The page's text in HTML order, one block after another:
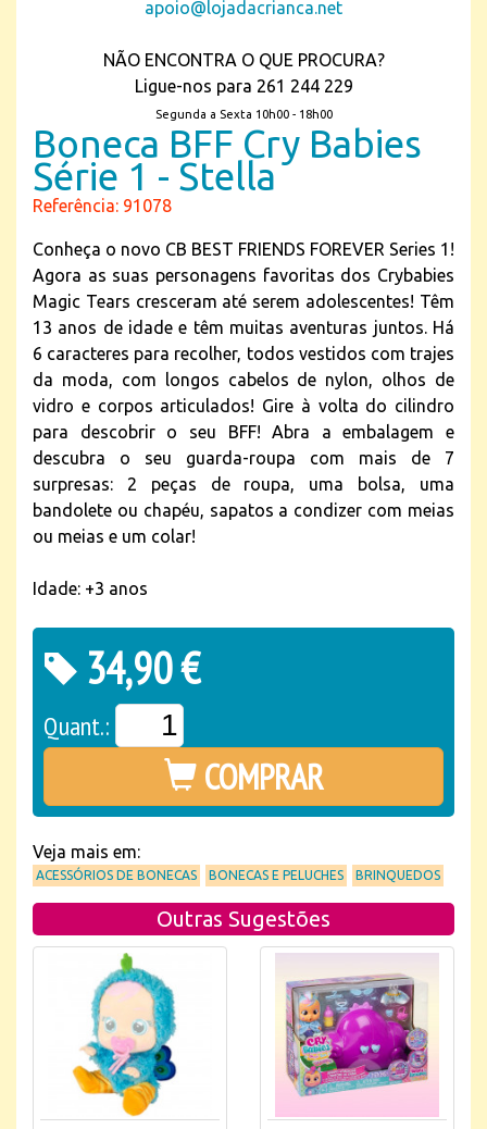
apoio@lojadacrianca.net
NÃO ENCONTRA O QUE PROCURA?
Ligue-nos para 261 244 229
Segunda a Sexta 10h00 - 18h00
Boneca BFF Cry Babies
Série 1 - Stella
Referência: 91078
Conheça o novo CB BEST FRIENDS FOREVER Series 1!
Agora as suas personagens favoritas dos Crybabies
Magic Tears cresceram até serem adolescentes! Têm
13 anos de idade e têm muitas aventuras juntos. Há
6 caracteres para recolher, todos vestidos com trajes
da moda, com longos cabelos de nylon, olhos de
vidro e corpos articulados! Gire à volta do cilindro
para descobrir o seu BFF! Abra a embalagem e
descubra o seu guarda-roupa com mais de 7
surpresas: 2 peças de roupa, uma bolsa, uma
bandolete ou chapéu, sapatos a condizer com meias
ou meias e um colar!
Idade: +3 anos
34,90 €
Quant.:
COMPRAR
Veja mais em:
ACESSÓRIOS DE BONECAS BONECAS E PELUCHES BRINQUEDOS
Outras Sugestões